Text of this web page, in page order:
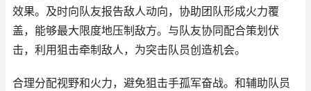
效果。及时向队友报告敌人动向，协助团队形成火力覆
盖，能够最大限度地压制敌方。与队友协同配合策划伏
击，利用狙击牵制敌人，为突击队员创造机会。
合理分配视野和火力，避免狙击手孤军奋战。和辅助队员